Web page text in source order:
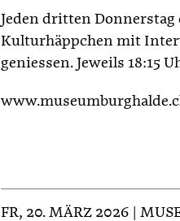
Jeden dritten Donnerstag
Kulturhäppchen mit
geniessen. Jeweils 18:15
FR, 20. MÄRZ 2026 |